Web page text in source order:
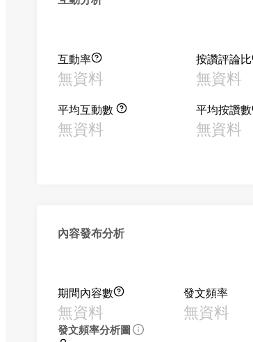
互動率
無資料
按讚評論比
無資料
平均互動數
無資料
平均按讚數
無資料
內容發布分析
期間內容數
無資料
發文頻率
無資料
發文頻率分析圖